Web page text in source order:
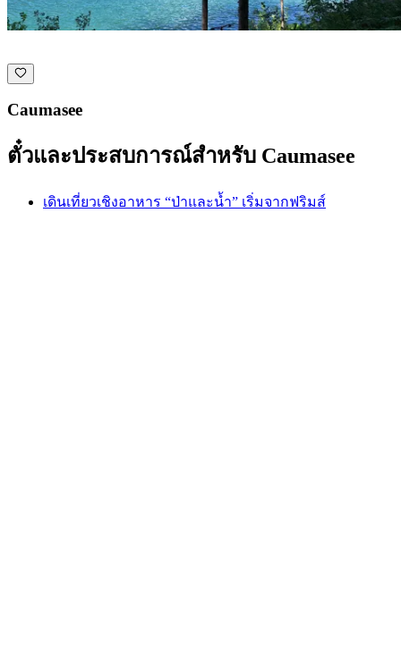
Caumasee
ตั๋วและประสบการณ์สำหรับ Caumasee
เดินเที่ยวเชิงอาหาร “ป่าและน้ำ” เริ่มจากฟริมส์